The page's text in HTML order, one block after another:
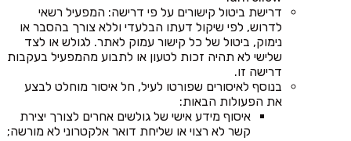
דרישת ביטול קישורים על פי דרישה: המפעיל רשאי
לדרוש, לפי שיקול דעתו הבלעדי וללא צורך בהסבר או
נימוק, ביטול של כל קישור עמוק לאתר. לגולש או לצד
שלישי לא תהיה זכות לטעון או לתבוע מהמפעיל בעקבות
דרישה זו.
בנוסף לאיסורים שפורטו לעיל, חל איסור מוחלט לבצע
את הפעולות הבאות:
איסוף מידע אישי של גולשים אחרים לצורך יצירת
קשר לא רצוי או שליחת דואר אלקטרוני לא מורשה;